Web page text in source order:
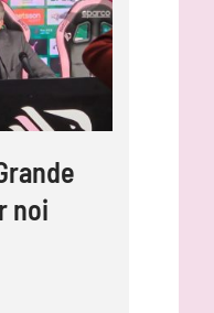
noi